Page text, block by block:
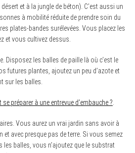
et à la jungle de béton). C’est aussi un
à mobilité réduite de prendre soin du
plates-bandes surélevées. Vous placez les
et vous cultivez dessus.
Disposez les balles de paille là où c’est le
futures plantes, ajoutez un peu d’azote et
sur les balles.
préparer à une entrevue d’embauche ?
Vous aurez un vrai jardin sans avoir à
et avec presque pas de terre. Si vous semez
les balles, vous n’ajoutez que le substrat